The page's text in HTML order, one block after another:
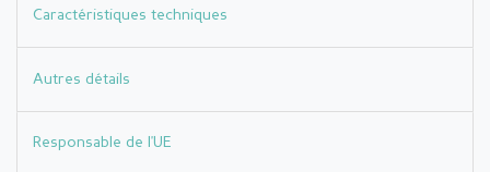
Caractéristiques techniques
Autres détails
Responsable de l'UE